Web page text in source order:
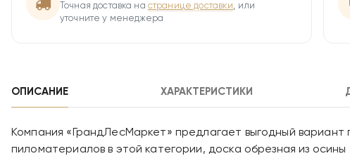
Точная доставка на странице доставки, или
уточните у менеджера
ОПИСАНИЕ ХАРАКТЕРИСТИКИ
Компания «ГрандЛесМаркет» предлагает выгодный
пиломатериалов в этой категории, доска обрезная из